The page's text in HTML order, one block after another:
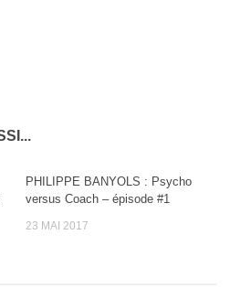
PHILIPPE BANYOLS : Psycho
versus Coach – épisode #1
23 MAI 2017